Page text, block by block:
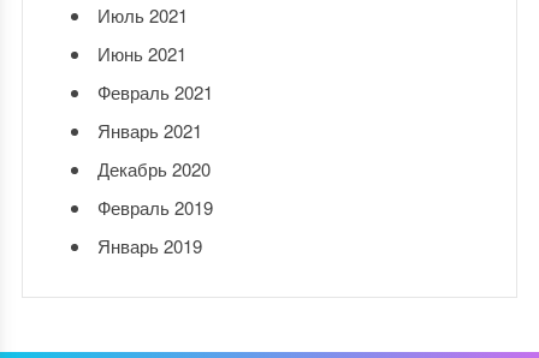
Июль 2021
Июнь 2021
Февраль 2021
Январь 2021
Декабрь 2020
Февраль 2019
Январь 2019